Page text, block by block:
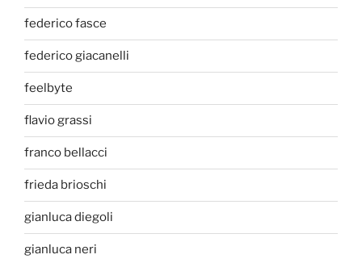
federico fasce
federico giacanelli
feelbyte
flavio grassi
franco bellacci
frieda brioschi
gianluca diegoli
gianluca neri